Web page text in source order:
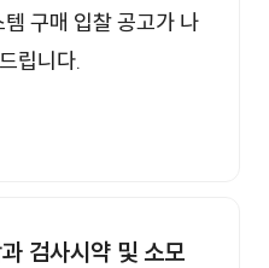
구매 입찰 공고가 나
립니다.
검사시약 및 소모